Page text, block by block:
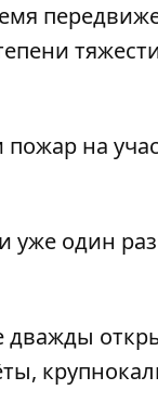
на
уже один
дважды